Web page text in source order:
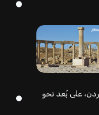
على بُعد نحو